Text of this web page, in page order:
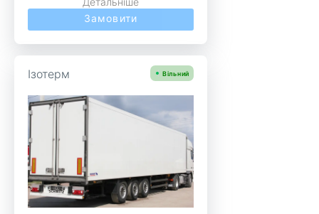
Замовити
Ізотерм Вільний